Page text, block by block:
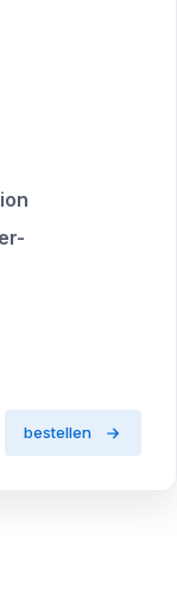
bestellen